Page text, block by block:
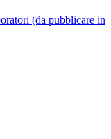
(da pubblicare in